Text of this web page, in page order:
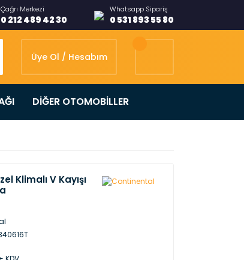
Çağrı Merkezi
0 212 489 42 30
Whatsapp Sipariş
0 531 893 55 80
Üye Ol / Hesabım
DİĞER OTOMOBİLLER
Klimalı V Kayışı